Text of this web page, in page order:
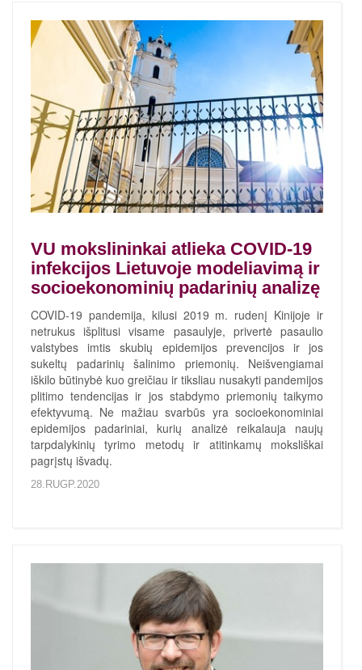
VU mokslininkai atlieka COVID-19
infekcijos Lietuvoje modeliavimą ir
socioekonominių padarinių analizę
COVID-19 pandemija, kilusi 2019 m. rudenį Kinijoje ir
netrukus išplitusi visame pasaulyje, privertė pasaulio
valstybes imtis skubių epidemijos prevencijos ir jos
sukeltų padarinių šalinimo priemonių. Neišvengiamai
iškilo būtinybė kuo greičiau ir tiksliau nusakyti pandemijos
plitimo tendencijas ir jos stabdymo priemonių taikymo
efektyvumą. Ne mažiau svarbūs yra socioekonominiai
epidemijos padariniai, kurių analizė reikalauja naujų
tarpdalykinių tyrimo metodų ir atitinkamų moksliškai
pagrįstų išvadų.
28.RUGP.2020